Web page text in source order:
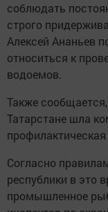
соблюдать
строго
Алексей Ананьев
относиться к
водоемов.
Также
Татарстане шла
Согласно
республики в это
промышленное